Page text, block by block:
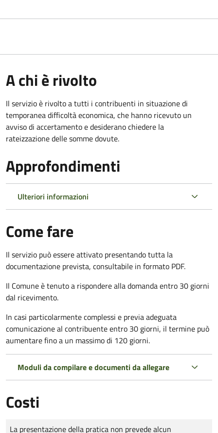
A chi è rivolto
Il servizio è rivolto a tutti i contribuenti in situazione di
temporanea difficoltà economica, che hanno ricevuto un
avviso di accertamento e desiderano chiedere la
rateizzazione delle somme dovute.
Approfondimenti
Ulteriori informazioni
Come fare
Il servizio può essere attivato presentando tutta la
documentazione prevista, consultabile in formato PDF.
Il Comune è tenuto a rispondere alla domanda entro 30 giorni
dal ricevimento.
In casi particolarmente complessi e previa adeguata
comunicazione al contribuente entro 30 giorni, il termine può
aumentare fino a un massimo di 120 giorni.
Moduli da compilare e documenti da allegare
Costi
Tipo di pagamento
Importo
La presentazione della pratica non prevede alcun